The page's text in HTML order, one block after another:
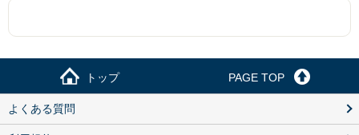
トップ PAGE TOP
よくある質問